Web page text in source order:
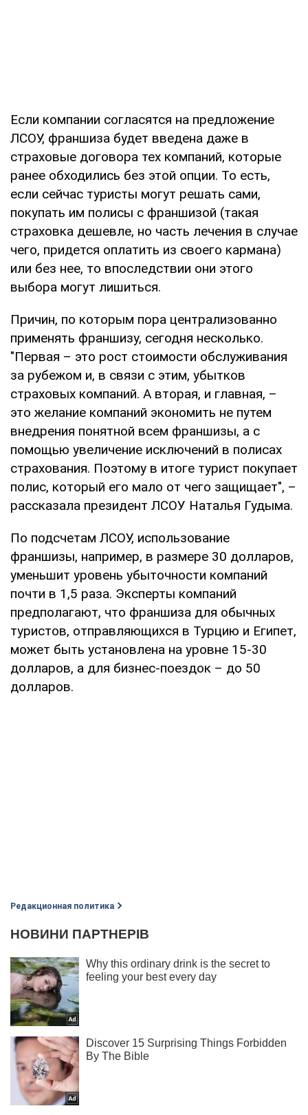
Если компании согласятся на предложение
ЛСОУ, франшиза будет введена даже в
страховые договора тех компаний, которые
ранее обходились без этой опции. То есть,
если сейчас туристы могут решать сами,
покупать им полисы с франшизой (такая
страховка дешевле, но часть лечения в случае
чего, придется оплатить из своего кармана)
или без нее, то впоследствии они этого
выбора могут лишиться.
Причин, по которым пора централизованно
применять франшизу, сегодня несколько.
"Первая – это рост стоимости обслуживания
за рубежом и, в связи с этим, убытков
страховых компаний. А вторая, и главная, –
это желание компаний экономить не путем
внедрения понятной всем франшизы, а с
помощью увеличение исключений в полисах
страхования. Поэтому в итоге турист покупает
полис, который его мало от чего защищает", –
рассказала президент ЛСОУ Наталья Гудыма.
По подсчетам ЛСОУ, использование
франшизы, например, в размере 30 долларов,
уменьшит уровень убыточности компаний
почти в 1,5 раза. Эксперты компаний
предполагают, что франшиза для обычных
туристов, отправляющихся в Турцию и Египет,
может быть установлена на уровне 15-30
долларов, а для бизнес-поездок – до 50
долларов.
Редакционная политика